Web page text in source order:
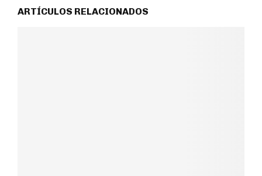
ARTÍCULOS RELACIONADOS